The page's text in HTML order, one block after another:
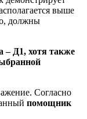
выше
должны
– Д1, хотя также
Согласно
помощник